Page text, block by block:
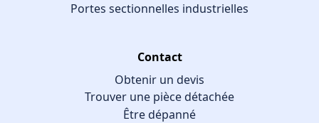
Portes sectionnelles industrielles
Contact
Obtenir un devis
Trouver une pièce détachée
Être dépanné